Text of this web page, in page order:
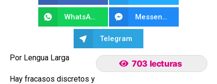
WhatsApp Messenger
Telegram
703 lecturas
Por Lengua Larga
Hay fracasos discretos y